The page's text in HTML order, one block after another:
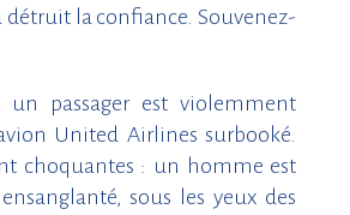
détruit la confiance. Souvenez-
un passager est violemment
United Airlines surbooké.
choquantes : un homme est
sous les yeux des